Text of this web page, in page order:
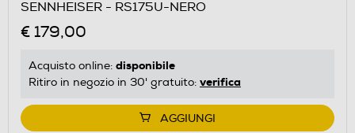
SENNHEISER - RS175U-NERO
€ 179,00
Acquisto online: disponibile
Ritiro in negozio in 30' gratuito: verifica
AGGIUNGI